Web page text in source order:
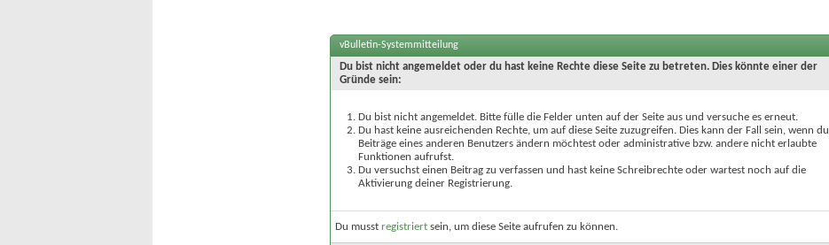
vBulletin-Systemmitteilung
Du bist nicht angemeldet oder du hast keine Rechte diese Seite zu betreten. Dies könnte einer der
Gründe sein:
Du bist nicht angemeldet. Bitte fülle die Felder unten auf der Seite aus und versuche es erneut.
Du hast keine ausreichenden Rechte, um auf diese Seite zuzugreifen. Dies kann der Fall sein, wenn du
Beiträge eines anderen Benutzers ändern möchtest oder administrative bzw. andere nicht erlaubte
Funktionen aufrufst.
Du versuchst einen Beitrag zu verfassen und hast keine Schreibrechte oder wartest noch auf die
Aktivierung deiner Registrierung.
Du musst registriert sein, um diese Seite aufrufen zu können.